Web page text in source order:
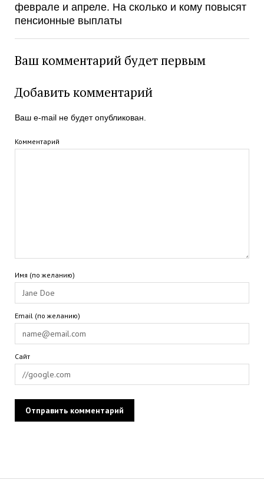
феврале и апреле. На сколько и кому повысят
пенсионные выплаты
Ваш комментарий будет первым
Добавить комментарий
Ваш e-mail не будет опубликован.
Комментарий
Имя (по желанию)
Email (по желанию)
Сайт